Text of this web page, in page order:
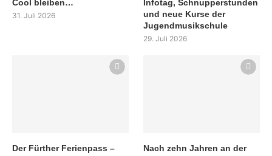
Cool bleiben…
31. Juli 2026
Infotag, Schnupperstunden
und neue Kurse der
Jugendmusikschule
29. Juli 2026
Der Fürther Ferienpass –
Nach zehn Jahren an der